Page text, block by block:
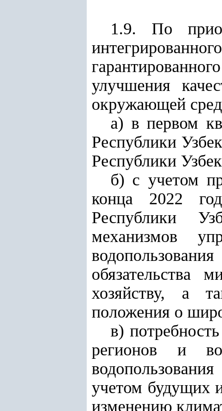
1.9. По
улучшения
окружающей
а) в первом
Республики
Республики
б) с учетом
конца 2022
Республики
механизмов
обязательства
хозяйству, а
положения о
в)
регионов и
учетом будущих
изменению